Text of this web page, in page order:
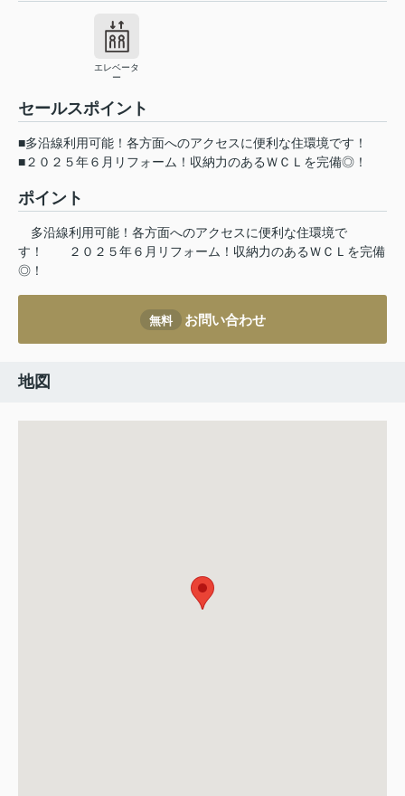
エレベータ
ー
セールスポイント
■多沿線利用可能！各方面へのアクセスに便利な住環境です！
■２０２５年６月リフォーム！収納力のあるＷＣＬを完備◎！
ポイント
多沿線利用可能！各方面へのアクセスに便利な住環境で
す！
２０２５年６月リフォーム！収納力のあるＷＣＬを完備
◎！
無料 お問い合わせ
地図